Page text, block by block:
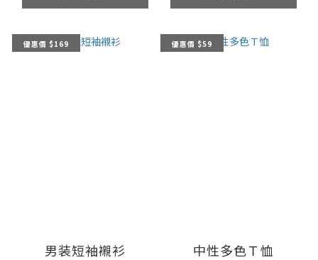
優惠價 $169
男装短袖襯衫
優惠價 $59
中性多色Ｔ恤